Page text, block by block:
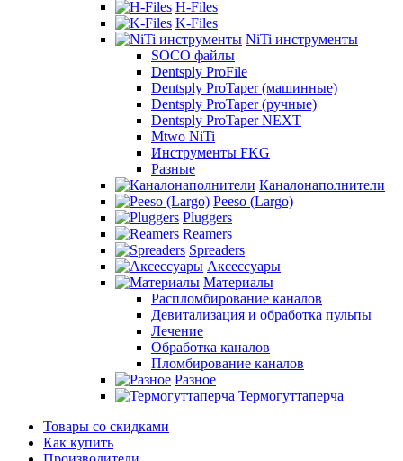
H-Files
K-Files
NiTi инструменты
SOCO файлы
Dentsply ProFile
Dentsply ProTaper (машинные)
Dentsply ProTaper (ручные)
Dentsply ProTaper NEXT
Mtwo NiTi
Инструменты FKG
Разные
Каналонаполнители
Peeso (Largo)
Pluggers
Reamers
Spreaders
Аксессуары
Материалы
Распломбирование каналов
Девитализация и обработка пульпы
Лечение
Обработка каналов
Пломбирование каналов
Разное
Термогуттаперча
Товары со скидками
Как купить